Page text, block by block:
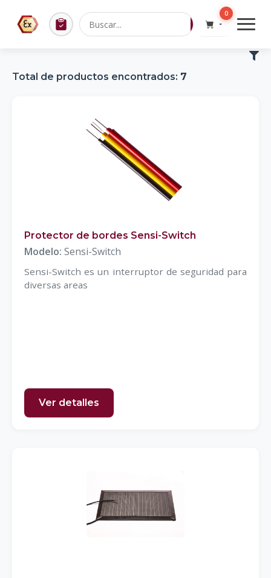
0
Total de productos encontrados: 7
Protector de bordes Sensi-Switch
Modelo: Sensi-Switch
Sensi-Switch es un interruptor de seguridad para
diversas areas
Ver detalles